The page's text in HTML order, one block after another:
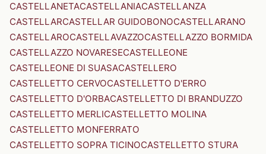
CASTELLANETACASTELLANIACASTELLANZA
CASTELLARCASTELLAR GUIDOBONOCASTELLARANO
CASTELLAROCASTELLAVAZZOCASTELLAZZO BORMIDA
CASTELLAZZO NOVARESECASTELLEONE
CASTELLEONE DI SUASACASTELLERO
CASTELLETTO CERVOCASTELLETTO D'ERRO
CASTELLETTO D'ORBACASTELLETTO DI BRANDUZZO
CASTELLETTO MERLICASTELLETTO MOLINA
CASTELLETTO MONFERRATO
CASTELLETTO SOPRA TICINOCASTELLETTO STURA